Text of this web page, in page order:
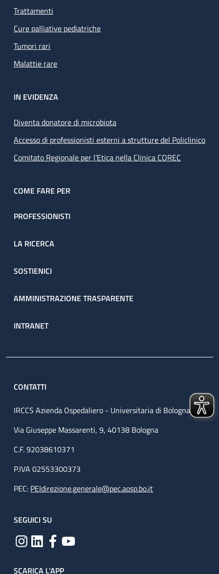
Trattamenti
Cure palliative pediatriche
Tumori rari
Malattie rare
IN EVIDENZA
Diventa donatore di microbiota
Accesso di professionisti esterni a strutture del Policlinico
Comitato Regionale per l’Etica nella Clinica COREC
COME FARE PER
PROFESSIONISTI
LA RICERCA
SOSTIENICI
AMMINISTRAZIONE TRASPARENTE
INTRANET
CONTATTI
IRCCS Azienda Ospedaliero - Universitaria di Bologna
Via Giuseppe Massarenti, 9, 40138 Bologna
C.F. 92038610371
P.IVA 02553300373
PEC: PEIdirezione.generale@pec.aosp.bo.it
SEGUICI SU
SCARICA L'APP